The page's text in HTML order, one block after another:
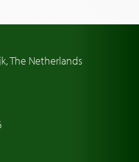
The Netherlands